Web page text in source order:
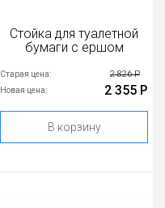
Стойка для туалетной
бумаги с ершом
Старая цена: 2 826 Р
Новая цена: 2 355 Р
В корзину